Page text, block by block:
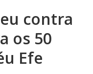
contra
os 50
Efe